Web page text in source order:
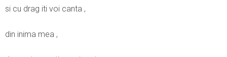
si cu drag iti voi canta ,
din inima mea ,